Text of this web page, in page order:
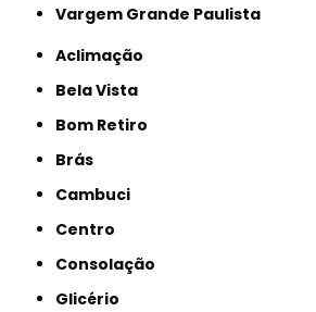
Vargem Grande Paulista
Aclimação
Bela Vista
Bom Retiro
Brás
Cambuci
Centro
Consolação
Glicério